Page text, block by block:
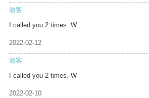
游客
I called you 2 times. W
2022-02-12
游客
I called you 2 times. W
2022-02-10